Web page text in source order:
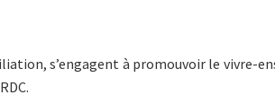
s’engagent à promouvoir le vivre-